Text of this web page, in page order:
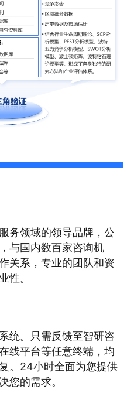
务领域的领导品牌，公
与国内数百家咨询机
关系，专业的团队和资
性。
统。只需反馈至智研咨
线平台等任意终端，均
。24小时全面为您提供
您的需求。